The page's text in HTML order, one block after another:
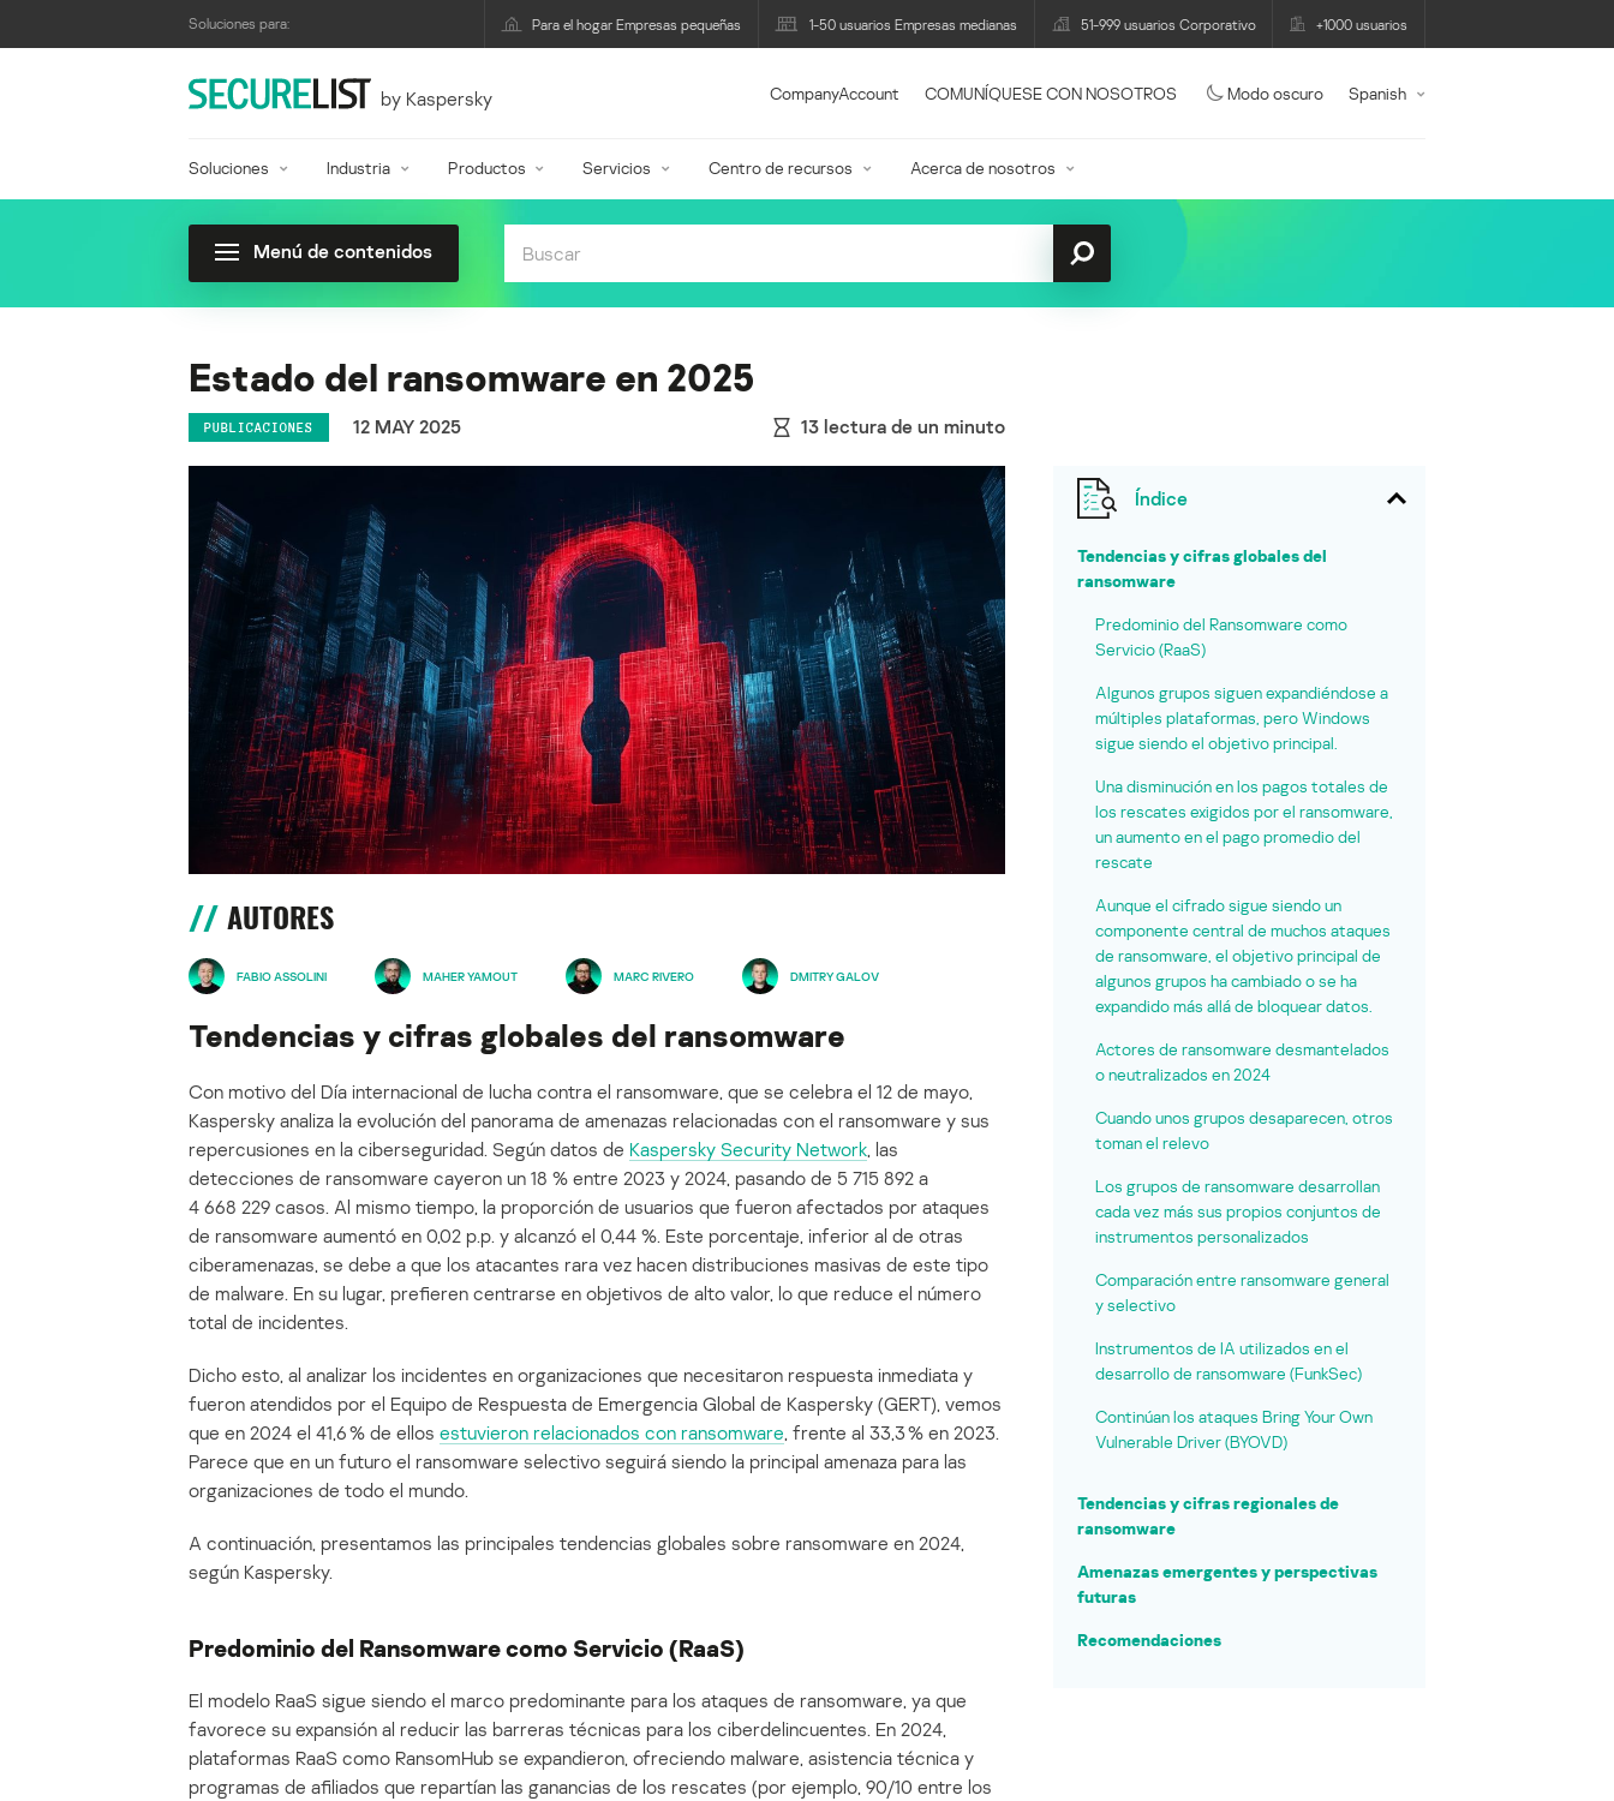
Soluciones para: Para el hogar Empresas pequeñas 1-50 usuarios Empresas medianas 51-999 usuarios Corporativo +1000 usuarios
by Kaspersky CompanyAccount COMUNÍQUESE CON NOSOTROS Modo oscuro Spanish
Soluciones Industria Productos Servicios Centro de recursos Acerca de nosotros
Menú de contenidos
Estado del ransomware en 2025
PUBLICACIONES 12 MAY 2025 13 lectura de un minuto
AUTORES
FABIO ASSOLINI MAHER YAMOUT MARC RIVERO DMITRY GALOV
Tendencias y cifras globales del ransomware
Con motivo del Día internacional de lucha contra el ransomware, que se celebra el 12 de mayo,
Kaspersky analiza la evolución del panorama de amenazas relacionadas con el ransomware y sus
repercusiones en la ciberseguridad. Según datos de Kaspersky Security Network, las
detecciones de ransomware cayeron un 18 % entre 2023 y 2024, pasando de 5 715 892 a
4 668 229 casos. Al mismo tiempo, la proporción de usuarios que fueron afectados por ataques
de ransomware aumentó en 0,02 p.p. y alcanzó el 0,44 %. Este porcentaje, inferior al de otras
ciberamenazas, se debe a que los atacantes rara vez hacen distribuciones masivas de este tipo
de malware. En su lugar, prefieren centrarse en objetivos de alto valor, lo que reduce el número
total de incidentes.
Dicho esto, al analizar los incidentes en organizaciones que necesitaron respuesta inmediata y
fueron atendidos por el Equipo de Respuesta de Emergencia Global de Kaspersky (GERT), vemos
que en 2024 el 41,6 % de ellos estuvieron relacionados con ransomware, frente al 33,3 % en 2023.
Parece que en un futuro el ransomware selectivo seguirá siendo la principal amenaza para las
organizaciones de todo el mundo.
A continuación, presentamos las principales tendencias globales sobre ransomware en 2024,
según Kaspersky.
Predominio del Ransomware como Servicio (RaaS)
El modelo RaaS sigue siendo el marco predominante para los ataques de ransomware, ya que
favorece su expansión al reducir las barreras técnicas para los ciberdelincuentes. En 2024,
plataformas RaaS como RansomHub se expandieron, ofreciendo malware, asistencia técnica y
programas de afiliados que repartían las ganancias de los rescates (por ejemplo, 90/10 entre los
Índice
Tendencias y cifras globales del
ransomware
Predominio del Ransomware como
Servicio (RaaS)
Algunos grupos siguen expandiéndose a
múltiples plataformas, pero Windows
sigue siendo el objetivo principal.
Una disminución en los pagos totales de
los rescates exigidos por el ransomware,
un aumento en el pago promedio del
rescate
Aunque el cifrado sigue siendo un
componente central de muchos ataques
de ransomware, el objetivo principal de
algunos grupos ha cambiado o se ha
expandido más allá de bloquear datos.
Actores de ransomware desmantelados
o neutralizados en 2024
Cuando unos grupos desaparecen, otros
toman el relevo
Los grupos de ransomware desarrollan
cada vez más sus propios conjuntos de
instrumentos personalizados
Comparación entre ransomware general
y selectivo
Instrumentos de IA utilizados en el
desarrollo de ransomware (FunkSec)
Continúan los ataques Bring Your Own
Vulnerable Driver (BYOVD)
Tendencias y cifras regionales de
ransomware
Amenazas emergentes y perspectivas
futuras
Recomendaciones